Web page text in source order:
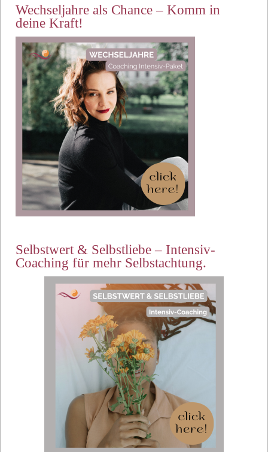
Wechseljahre als Chance – Komm in
deine Kraft!
Selbstwert & Selbstliebe – Intensiv-
Coaching für mehr Selbstachtung.